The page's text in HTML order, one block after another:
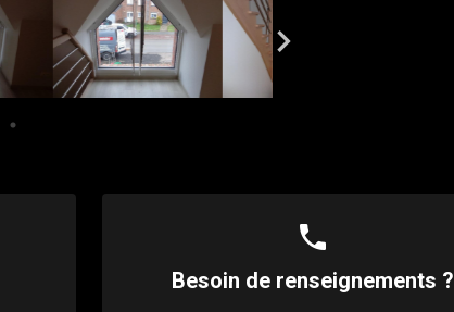
phone
Besoin de renseignements ?